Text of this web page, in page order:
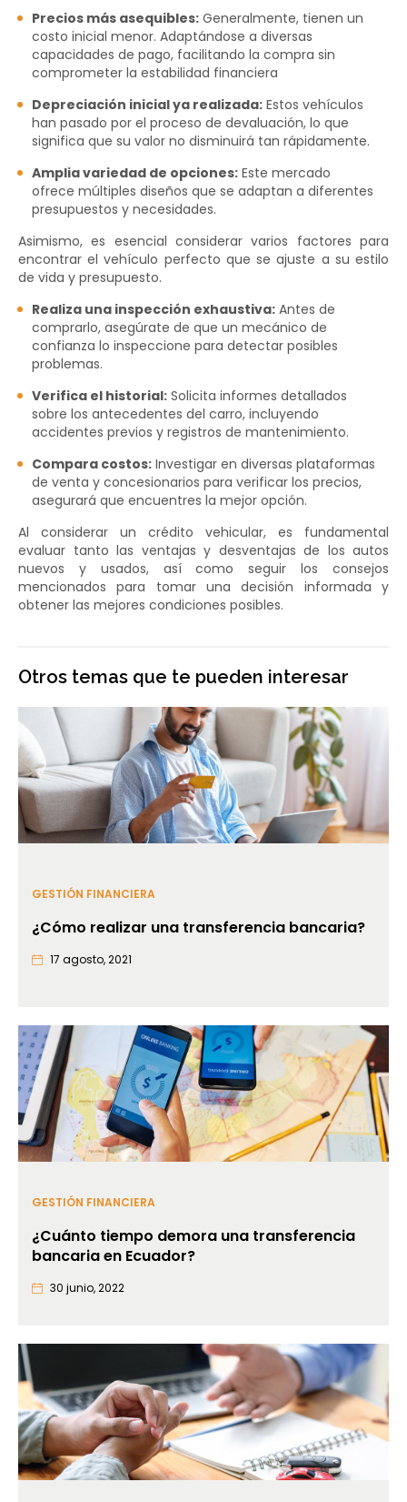
Precios más asequibles: Generalmente, tienen un
costo inicial menor. Adaptándose a diversas
capacidades de pago, facilitando la compra sin
comprometer la estabilidad financiera
Depreciación inicial ya realizada: Estos vehículos
han pasado por el proceso de devaluación, lo que
significa que su valor no disminuirá tan rápidamente.
Amplia variedad de opciones: Este mercado
ofrece múltiples diseños que se adaptan a diferentes
presupuestos y necesidades.
Asimismo, es esencial considerar varios factores para
encontrar el vehículo perfecto que se ajuste a su estilo
de vida y presupuesto.
Realiza una inspección exhaustiva: Antes de
comprarlo, asegúrate de que un mecánico de
confianza lo inspeccione para detectar posibles
problemas.
Verifica el historial: Solicita informes detallados
sobre los antecedentes del carro, incluyendo
accidentes previos y registros de mantenimiento.
Compara costos: Investigar en diversas plataformas
de venta y concesionarios para verificar los precios,
asegurará que encuentres la mejor opción.
Al considerar un crédito vehicular, es fundamental
evaluar tanto las ventajas y desventajas de los autos
nuevos y usados, así como seguir los consejos
mencionados para tomar una decisión informada y
obtener las mejores condiciones posibles.
Otros temas que te pueden interesar
GESTIÓN FINANCIERA
¿Cómo realizar una transferencia bancaria?
17 agosto, 2021
GESTIÓN FINANCIERA
¿Cuánto tiempo demora una transferencia
bancaria en Ecuador?
30 junio, 2022